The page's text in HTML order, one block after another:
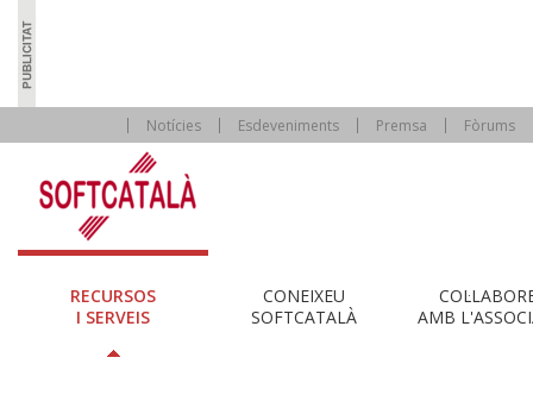
Notícies Esdeveniments Premsa Fòrums
RECURSOS
I SERVEIS
CONEIXEU
SOFTCATALÀ
AMB